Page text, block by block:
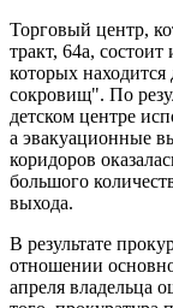
Торговый центр,
тракт, 64а,
которых
сокровищ". По
детском центре
а эвакуационные
коридоров
большого
выхода.
В результате
отношении
апреля владельца